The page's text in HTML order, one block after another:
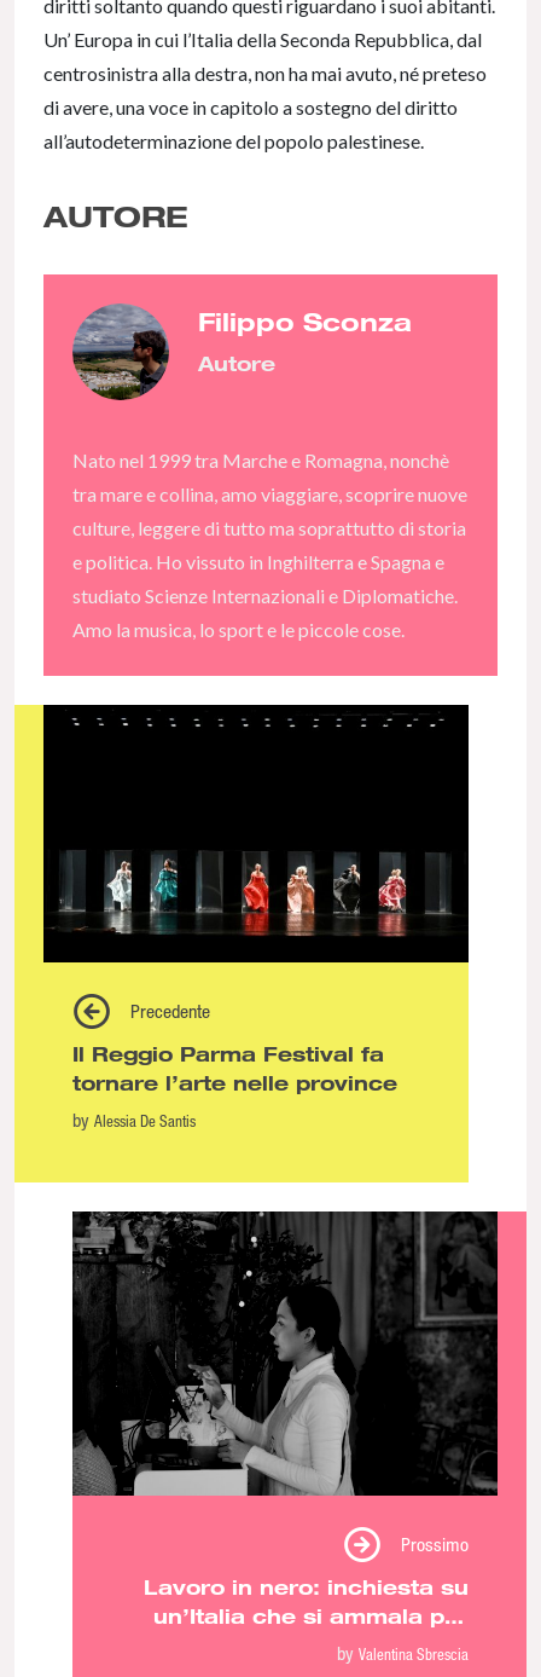
diritti soltanto quando questi riguardano i suoi abitanti.
Un’ Europa in cui l’Italia della Seconda Repubblica, dal
centrosinistra alla destra, non ha mai avuto, né preteso
di avere, una voce in capitolo a sostegno del diritto
all’autodeterminazione del popolo palestinese.
AUTORE
Filippo Sconza
Autore
Nato nel 1999 tra Marche e Romagna, nonchè
tra mare e collina, amo viaggiare, scoprire nuove
culture, leggere di tutto ma soprattutto di storia
e politica. Ho vissuto in Inghilterra e Spagna e
studiato Scienze Internazionali e Diplomatiche.
Amo la musica, lo sport e le piccole cose.
Precedente
Il Reggio Parma Festival fa
tornare l’arte nelle province
by Alessia De Santis
Prossimo
Lavoro in nero: inchiesta su
un’Italia che si ammala per
pochi spiccioli
by Valentina Sbrescia